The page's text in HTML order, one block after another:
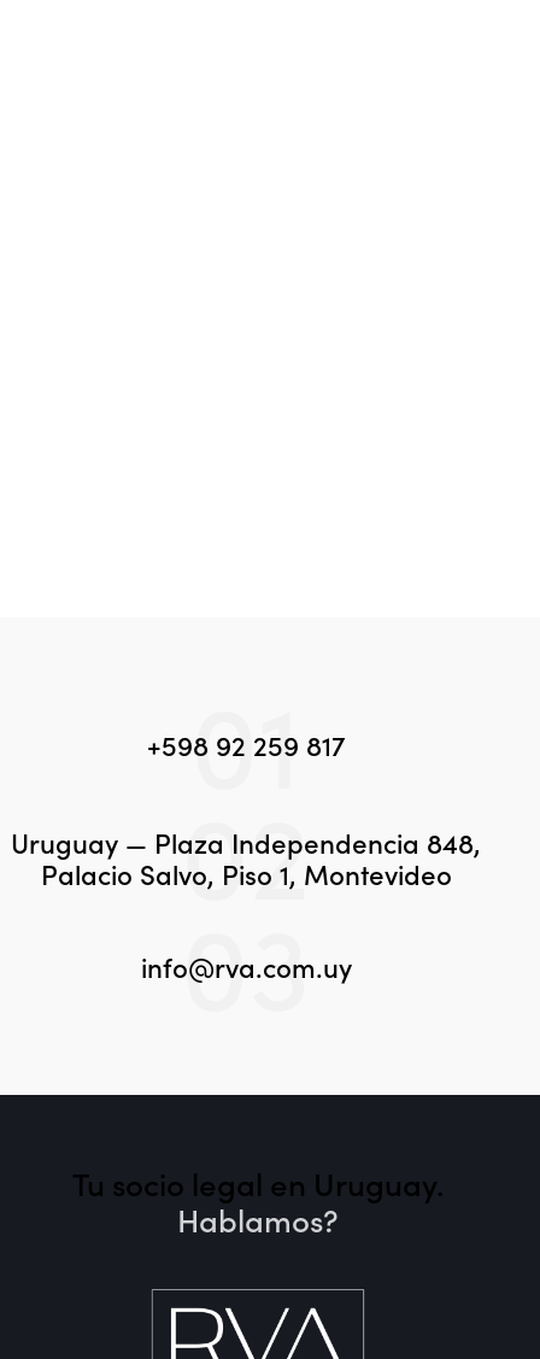
01
+598 92 259 817
02
Uruguay — Plaza Independencia 848,
Palacio Salvo, Piso 1, Montevideo
03
info@rva.com.uy
Tu socio legal en Uruguay. ​
Hablamos?